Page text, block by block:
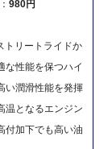
980円
トリートライドか
な性能を保つハイ
い潤滑性能を発揮
温となるエンジン
付加下でも高い油